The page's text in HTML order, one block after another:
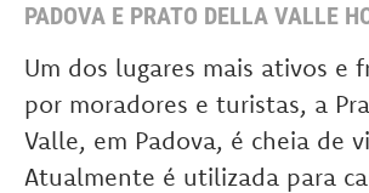
PADOVA E PRATO DELLA VALLE
Um dos lugares mais ativos e
por moradores e turistas, a
Valle, em Padova, é cheia de
Atualmente é utilizada para